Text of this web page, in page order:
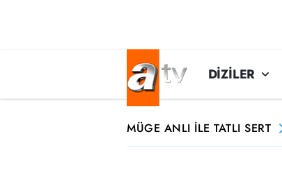
DİZİLER
MÜGE ANLI İLE TATLI SERT